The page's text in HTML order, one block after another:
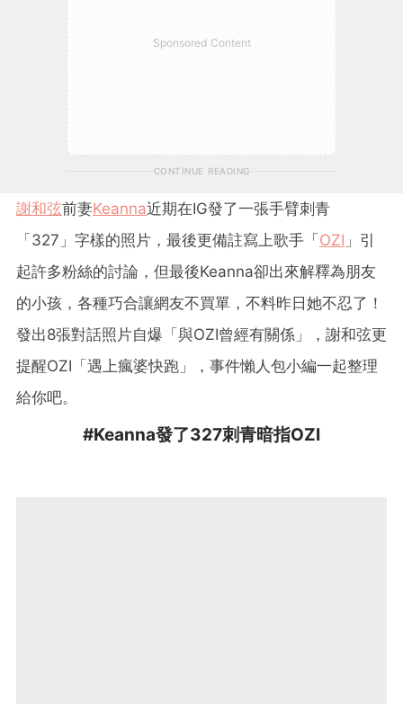
Sponsored Content
CONTINUE READING
謝和弦前妻Keanna近期在IG發了一張手臂刺青
「327」字樣的照片，最後更備註寫上歌手「OZI 」引
起許多粉絲的討論，但最後Keanna卻出來解釋為朋友
的小孩，各種巧合讓網友不買單，不料昨日她不忍了！
發出8張對話照片自爆「與OZI曾經有關係」，謝和弦更
提醒OZI「遇上瘋婆快跑」，事件懶人包小編一起整理
給你吧。
#Keanna發了327刺青暗指OZI